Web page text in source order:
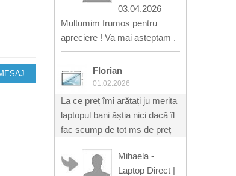
03.04.2026
Multumim frumos pentru
apreciere ! Va mai asteptam .
Florian
01.02.2026
La ce preț îmi arătați ju merita
laptopul bani ăștia nici dacă îl
fac scump de tot ms de preț
Mihaela -
Laptop Direct |